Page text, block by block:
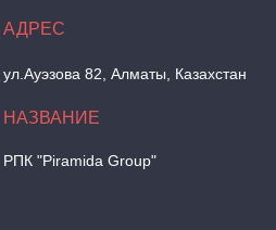
ул.Ауэзова 82, Алматы, Казахстан
РПК "Piramida Group"